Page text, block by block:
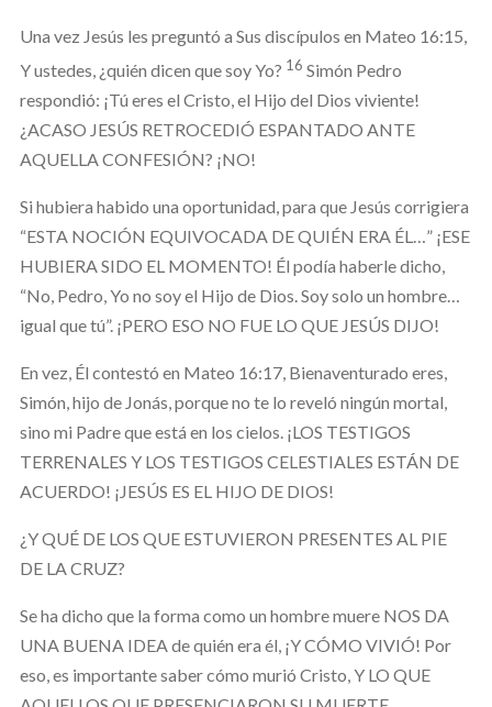
Una vez Jesús les preguntó a Sus discípulos en Mateo 16:15,
Y ustedes, ¿quién dicen que soy Yo? 16 Simón Pedro
respondió: ¡Tú eres el Cristo, el Hijo del Dios viviente!
¿ACASO JESÚS RETROCEDIÓ ESPANTADO ANTE
AQUELLA CONFESIÓN? ¡NO!
Si hubiera habido una oportunidad, para que Jesús corrigiera
“ESTA NOCIÓN EQUIVOCADA DE QUIÉN ERA ÉL…” ¡ESE
HUBIERA SIDO EL MOMENTO! Él podía haberle dicho,
“No, Pedro, Yo no soy el Hijo de Dios. Soy solo un hombre…
igual que tú”. ¡PERO ESO NO FUE LO QUE JESÚS DIJO!
En vez, Él contestó en Mateo 16:17, Bienaventurado eres,
Simón, hijo de Jonás, porque no te lo reveló ningún mortal,
sino mi Padre que está en los cielos. ¡LOS TESTIGOS
TERRENALES Y LOS TESTIGOS CELESTIALES ESTÁN DE
ACUERDO! ¡JESÚS ES EL HIJO DE DIOS!
¿Y QUÉ DE LOS QUE ESTUVIERON PRESENTES AL PIE
DE LA CRUZ?
Se ha dicho que la forma como un hombre muere NOS DA
UNA BUENA IDEA de quién era él, ¡Y CÓMO VIVIÓ! Por
eso, es importante saber cómo murió Cristo, Y LO QUE